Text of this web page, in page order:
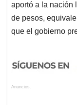
aportó a la nación
de pesos,
que el gobierno
Anuncios.